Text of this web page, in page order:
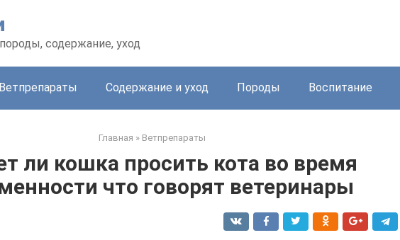
содержание, уход
Ветпрепараты Содержание и уход Породы Воспитание
Главная » Ветпрепараты
ли кошка просить кота во время
что говорят ветеринары